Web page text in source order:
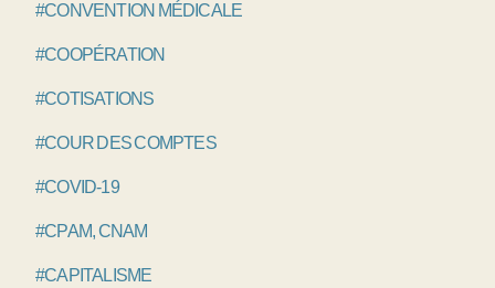
#CONVENTION MÉDICALE
#COOPÉRATION
#COTISATIONS
#COUR DES COMPTES
#COVID-19
#CPAM, CNAM
#CAPITALISME